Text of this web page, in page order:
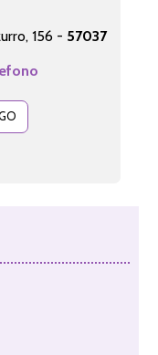
156 - 57037